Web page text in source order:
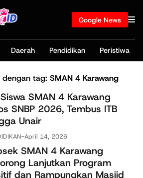
Google News
Daerah Pendidikan Peristiwa
dengan tag: SMAN 4 Karawang
SMAN 4 Karawang
SNBP 2026, Tembus ITB
Unair
-April 14, 2026
SMAN 4 Karawang
Lanjutkan Program
dan Rampungkan Masjid